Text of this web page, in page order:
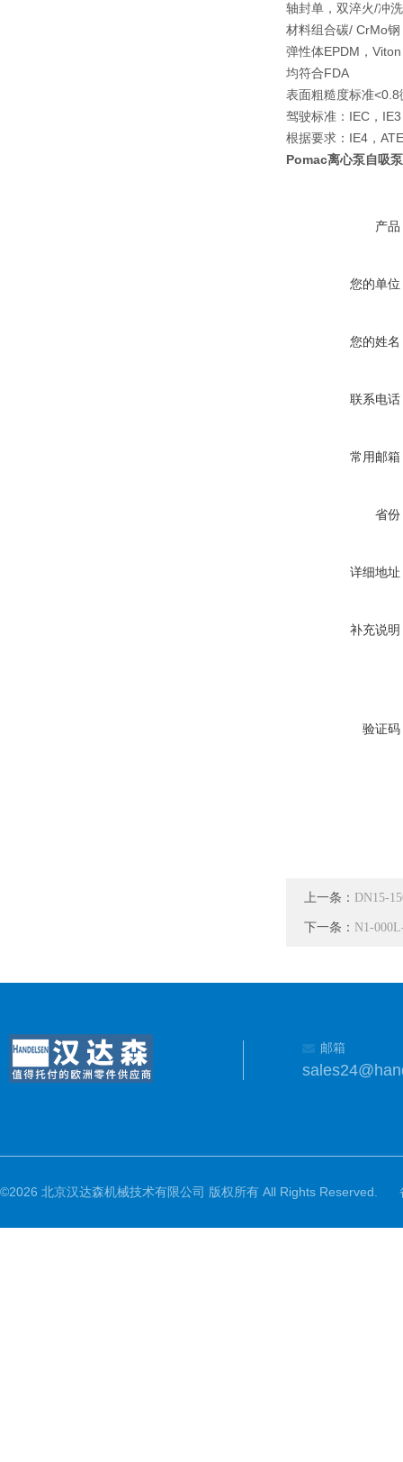
轴封单，双淬火/冲
材料组合碳/ CrMo钢
弹性体EPDM，
均符合FDA
表面粗糙度标准<0.8
驾驶标准：IEC，
根据要求：IE4，
Pomac离心泵自吸泵
产品
您的单位
您的姓名
联系电话
常用邮箱
省份
详细地址
补充说明
验证码
上一条： DN15-
下一条： N1-
邮箱
©2026 北京汉达森机械技术有限公司 版权所有 All Rights Reserved.